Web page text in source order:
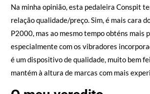
Na minha opinião, esta pedaleira Conspit
relação qualidade/preço. Sim, é mais cara
P2000, mas ao mesmo tempo obténs mais
especialmente com os vibradores
é um dispositivo de qualidade, muito bem
mantém à altura de marcas com mais